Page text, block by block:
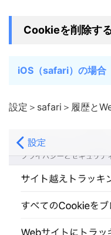
Cookieを削除す
iOS（safari）の場合
設定＞safari＞履歴と